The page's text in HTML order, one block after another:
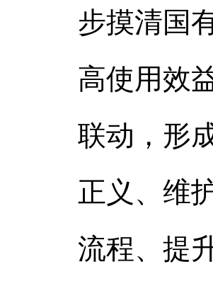
步摸清国
高使用效
联动，形
正义、维
流程、提